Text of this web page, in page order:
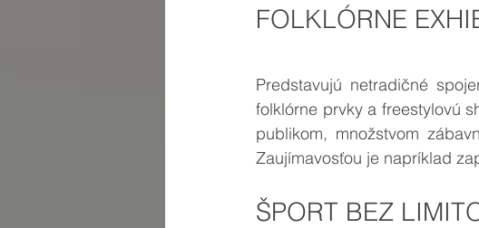
FOLKLÓRNE
Predstavujú netradičné
folklórne prvky a freestylovú
publikom, množstvom
Zaujímavosťou je napríklad
ŠPORT BEZ